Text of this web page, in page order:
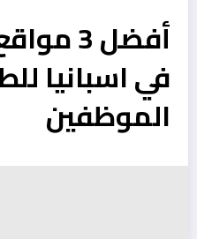
أفضل
في اسبانيا
الموظفين